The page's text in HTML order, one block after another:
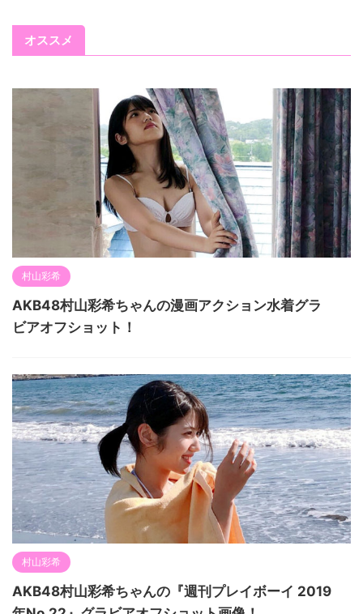
オススメ
村山彩希
AKB48村山彩希ちゃんの漫画アクション水着グラ
ビアオフショット！
村山彩希
AKB48村山彩希ちゃんの『週刊プレイボーイ 2019